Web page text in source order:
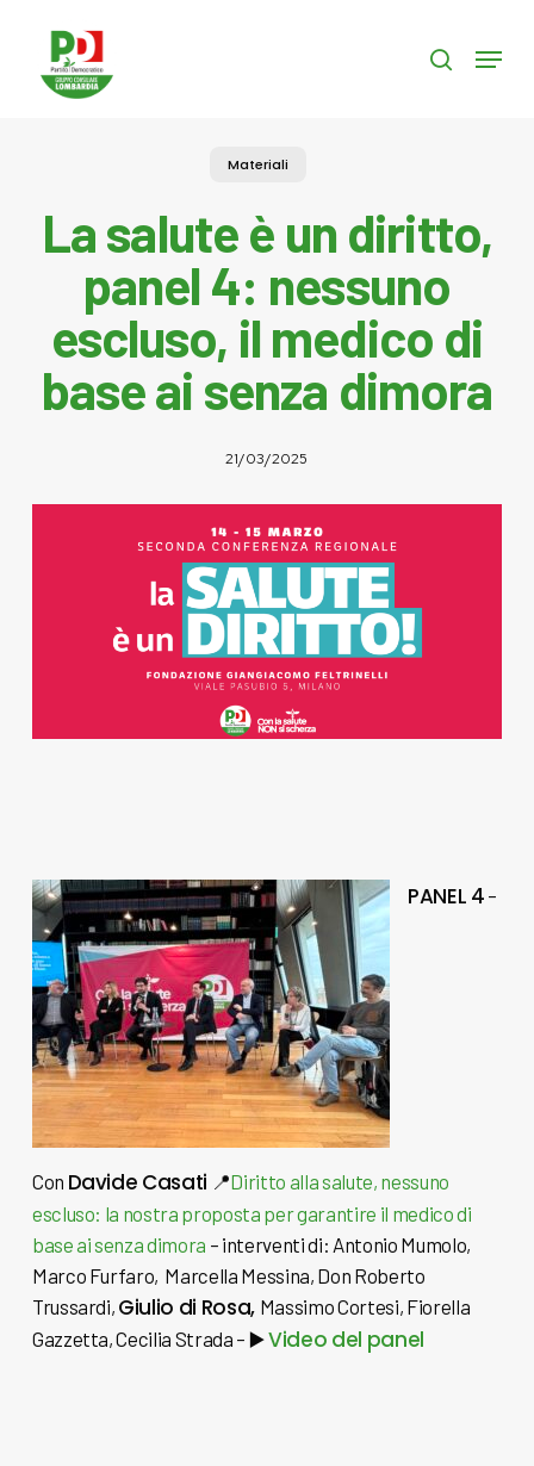
content
search
Menu
Materiali
La salute è un diritto,
panel 4: nessuno
escluso, il medico di
base ai senza dimora
21/03/2025
PANEL 4 –
Con Davide Casati 📍Diritto alla salute, nessuno
escluso: la nostra proposta per garantire il medico di
base ai senza dimora – interventi di: Antonio Mumolo,
Marco Furfaro, Marcella Messina, Don Roberto
Trussardi, Giulio di Rosa, Massimo Cortesi, Fiorella
Gazzetta, Cecilia Strada – ▶️Video del panel